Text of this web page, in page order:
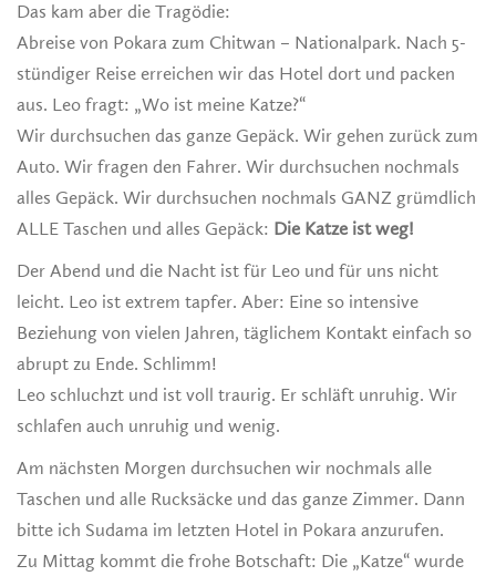
Das kam aber die Tragödie:
Abreise von Pokara zum Chitwan – Nationalpark. Nach 5-
stündiger Reise erreichen wir das Hotel dort und packen
aus. Leo fragt: „Wo ist meine Katze?“
Wir durchsuchen das ganze Gepäck. Wir gehen zurück zum
Auto. Wir fragen den Fahrer. Wir durchsuchen nochmals
alles Gepäck. Wir durchsuchen nochmals GANZ grümdlich
ALLE Taschen und alles Gepäck: Die Katze ist weg!
Der Abend und die Nacht ist für Leo und für uns nicht
leicht. Leo ist extrem tapfer. Aber: Eine so intensive
Beziehung von vielen Jahren, täglichem Kontakt einfach so
abrupt zu Ende. Schlimm!
Leo schluchzt und ist voll traurig. Er schläft unruhig. Wir
schlafen auch unruhig und wenig.
Am nächsten Morgen durchsuchen wir nochmals alle
Taschen und alle Rucksäcke und das ganze Zimmer. Dann
bitte ich Sudama im letzten Hotel in Pokara anzurufen.
Zu Mittag kommt die frohe Botschaft: Die „Katze“ wurde